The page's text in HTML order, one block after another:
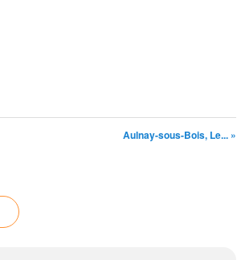
Aulnay-sous-Bois, Le... »